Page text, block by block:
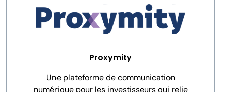
Proxymity
Une plateforme de communication
numérique pour les investisseurs qui relie